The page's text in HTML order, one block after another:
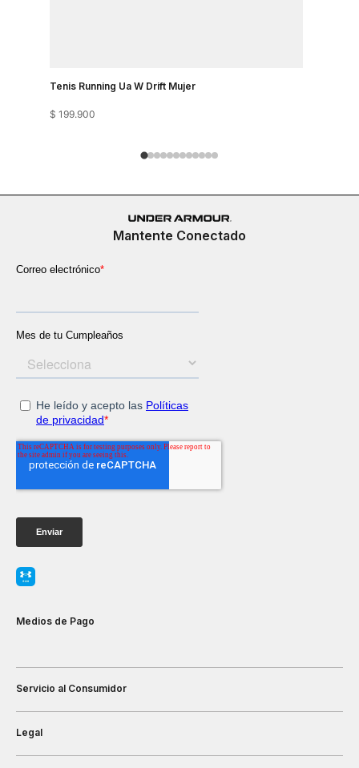
Tenis Running Ua W Drift Mujer
$ 199.900
Mantente Conectado
Medios de Pago
Servicio al Consumidor
Legal